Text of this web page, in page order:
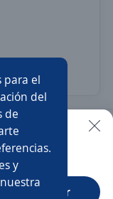
para el
del
de
y
Avísame
app
Abrir